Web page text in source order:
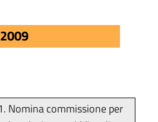
Nomina commissione per